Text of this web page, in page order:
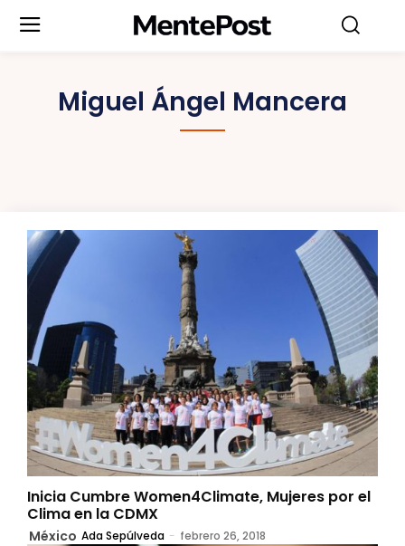
Miguel Ángel Mancera
Inicia Cumbre Women4Climate, Mujeres por el
Clima en la CDMX
México Ada Sepúlveda - febrero 26, 2018